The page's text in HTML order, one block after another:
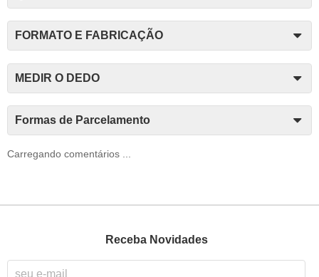
FORMATO E FABRICAÇÃO
MEDIR O DEDO
Formas de Parcelamento
Carregando comentários ...
Receba Novidades